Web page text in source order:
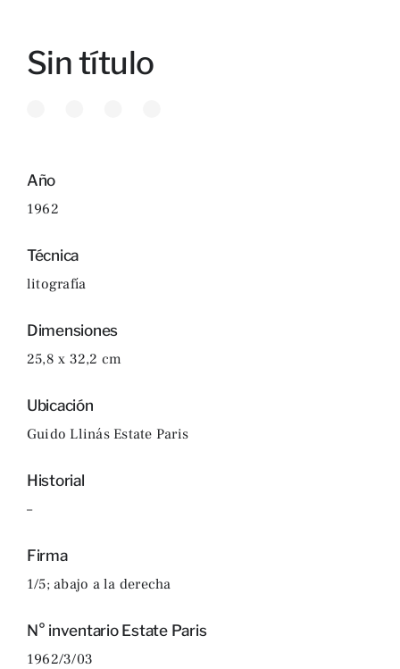
Sin título
Año
1962
Técnica
litografía
Dimensiones
25,8 x 32,2 cm
Ubicación
Guido Llinás Estate Paris
Historial
–
Firma
1/5; abajo a la derecha
N° inventario Estate Paris
1962/3/03